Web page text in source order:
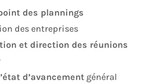
des plannings
des entreprises
et direction des réunions
d’avancementgénéral